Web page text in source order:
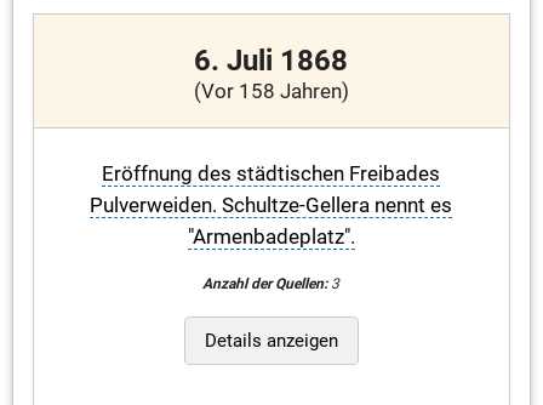
6. Juli 1868
(Vor 158 Jahren)
Eröffnung des städtischen Freibades
Pulverweiden. Schultze-Gellera nennt es
"Armenbadeplatz".
Anzahl der Quellen:3
Details anzeigen